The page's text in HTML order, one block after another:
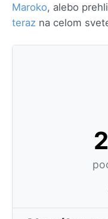
Maroko, alebo
teraz na celom